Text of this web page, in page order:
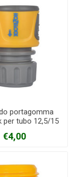
portagomma
per tubo 12,5/15
€4,00